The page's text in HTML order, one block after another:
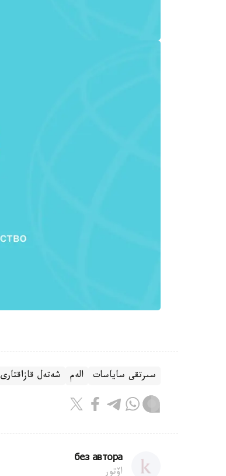
سىرتقى ساياسات الەم شەتەل قازاقتارى
без автора
اۆتور